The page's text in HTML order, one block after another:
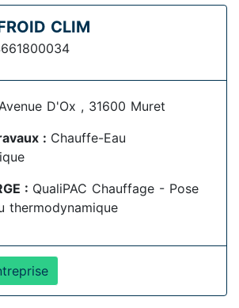
CLIM
D'Ox , 31600 Muret
: Chauffe-Eau
: QualiPAC Chauffage - Pose
thermodynamique